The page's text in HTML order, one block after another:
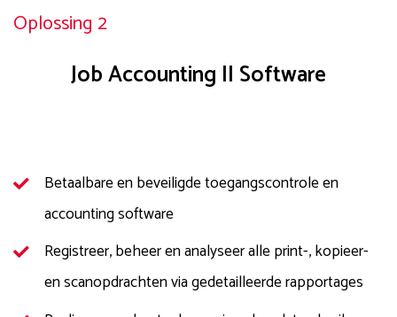
Oplossing 2
Job Accounting II Software
Betaalbare en beveiligde toegangscontrole en
accounting software
Registreer, beheer en analyseer alle print-, kopieer-
en scanopdrachten via gedetailleerde rapportages